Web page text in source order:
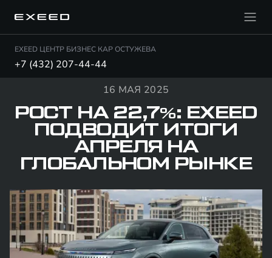
EXEED ЦЕНТР БИЗНЕС КАР ОСТУЖЕВА
+7 (432) 207-44-44
16 МАЯ 2025
РОСТ НА 22,7%: EXEED
ПОДВОДИТ ИТОГИ
АПРЕЛЯ НА
ГЛОБАЛЬНОМ РЫНКЕ